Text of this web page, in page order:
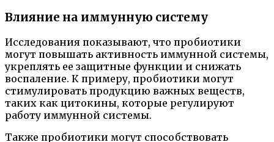
Влияние на иммунную систему
Исследования показывают, что пробиотики
могут повышать активность иммунной системы,
укреплять ее защитные функции и снижать
воспаление. К примеру, пробиотики могут
стимулировать продукцию важных веществ,
таких как цитокины, которые регулируют
работу иммунной системы.
Также пробиотики могут способствовать